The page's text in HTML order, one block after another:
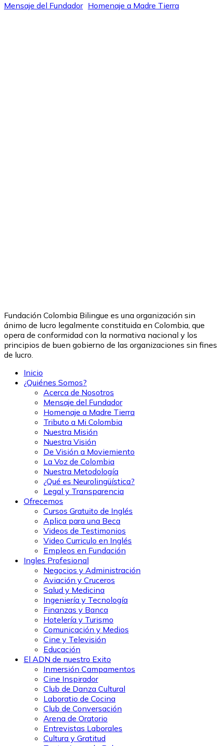
Mensaje del Fundador Homenaje a Madre Tierra
Fundación Colombia Bilingue es una organización sin
ánimo de lucro legalmente constituida en Colombia, que
opera de conformidad con la normativa nacional y los
principios de buen gobierno de las organizaciones sin fines
de lucro.
Inicio
¿Quiénes Somos?
Acerca de Nosotros
Mensaje del Fundador
Homenaje a Madre Tierra
Tributo a Mi Colombia
Nuestra Misión
Nuestra Visión
De Visión a Moviemiento
La Voz de Colombia
Nuestra Metodología
¿Qué es Neurolingüística?
Legal y Transparencia
Ofrecemos
Cursos Gratuito de Inglés
Aplica para una Beca
Videos de Testimonios
Video Curriculo en Inglés
Empleos en Fundación
Ingles Profesional
Negocios y Administración
Aviación y Cruceros
Salud y Medicina
Ingeniería y Tecnología
Finanzas y Banca
Hotelería y Turismo
Comunicación y Medios
Cine y Televisión
Educación
El ADN de nuestro Exito
Inmersión Campamentos
Cine Inspirador
Club de Danza Cultural
Laboratio de Cocina
Club de Conversación
Arena de Oratorio
Entrevistas Laborales
Cultura y Gratitud